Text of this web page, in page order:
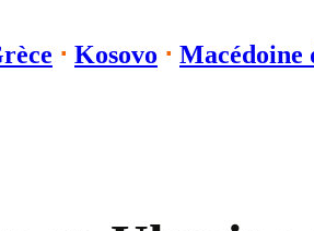
⋅ Kosovo ⋅ Macédoine